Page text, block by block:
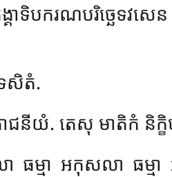
ាទិបករណបរិច្ឆេទវស
សិតំ.
យំ. តេសុ មាតិកំ និក្ខិប
ា ធម្មា អកុសលា ធម្ម